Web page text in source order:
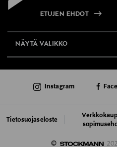
ETUJEN EHDOT
NÄYTÄ VALIKKO
AJANKOHTAISTA
©
Tietosuojaseloste
Instagram